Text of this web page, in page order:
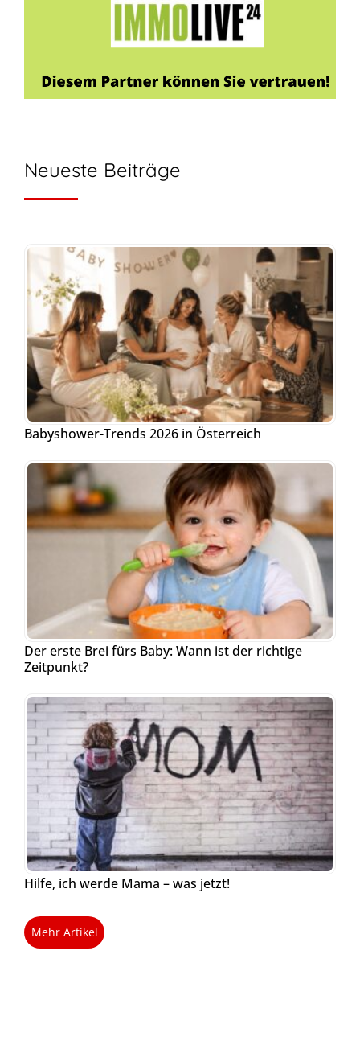
Neueste Beiträge
Babyshower-Trends 2026 in Österreich
Der erste Brei fürs Baby: Wann ist der richtige
Zeitpunkt?
Hilfe, ich werde Mama – was jetzt!
Mehr Artikel